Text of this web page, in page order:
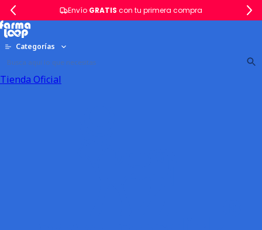
Envío GRATIS con tu primera compra
Categorías
Tienda Oficial